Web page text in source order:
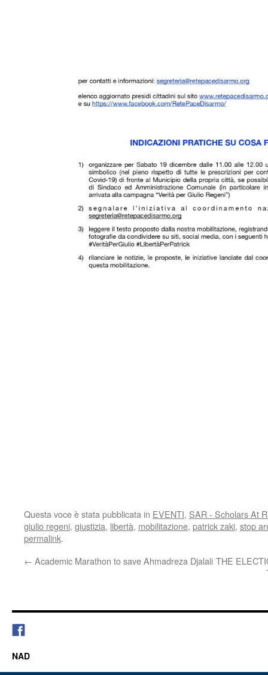
Questa voce è stata pubblicata in EVENTI, SAR - Scholars At
giulio regeni, giustizia, libertà, mobilitazione, patrick zaki, stop
permalink.
← Academic Marathon to save Ahmadreza Djalali THE
NAD